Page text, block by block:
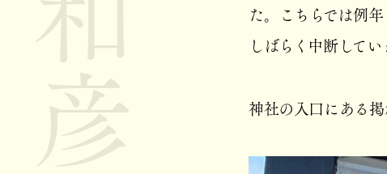
た。こちらでは例
しばらく中断してい
神社の入口にある掲